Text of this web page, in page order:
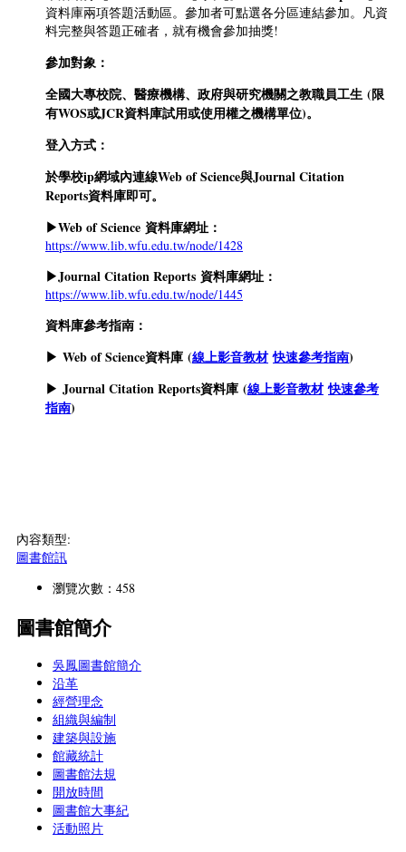
資料庫兩項答題活動區。參加者可點選各分區連結參加。凡資
料完整與答題正確者，就有機會參加抽獎!
參加對象：
全國大專校院、醫療機構、政府與研究機關之教職員工生 (限
有WOS或JCR資料庫試用或使用權之機構單位)。
登入方式：
於學校ip網域內連線Web of Science與Journal Citation
Reports資料庫即可。
▶Web of Science 資料庫網址：
https://www.lib.wfu.edu.tw/node/1428
▶Journal Citation Reports 資料庫網址：
https://www.lib.wfu.edu.tw/node/1445
資料庫參考指南：
▶ Web of Science資料庫 (線上影音教材 快速參考指南)
▶ Journal Citation Reports資料庫 (線上影音教材 快速參考
指南)
內容類型:
圖書館訊
瀏覽次數：458
圖書館簡介
吳鳳圖書館簡介
沿革
經營理念
組織與編制
建築與設施
館藏統計
圖書館法規
開放時間
圖書館大事紀
活動照片